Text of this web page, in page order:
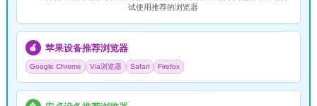
试使用推荐的浏览器
🍎 苹果设备推荐浏览器
Google Chrome Via浏览器 Safari Firefox